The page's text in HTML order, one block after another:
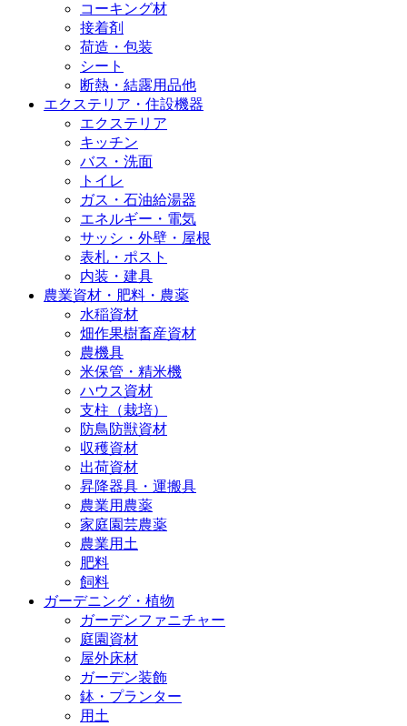
コーキング材
接着剤
荷造・包装
シート
断熱・結露用品他
エクステリア・住設機器
エクステリア
キッチン
バス・洗面
トイレ
ガス・石油給湯器
エネルギー・電気
サッシ・外壁・屋根
表札・ポスト
内装・建具
農業資材・肥料・農薬
水稲資材
畑作果樹畜産資材
農機具
米保管・精米機
ハウス資材
支柱（栽培）
防鳥防獣資材
収穫資材
出荷資材
昇降器具・運搬具
農業用農薬
家庭園芸農薬
農業用土
肥料
飼料
ガーデニング・植物
ガーデンファニチャー
庭園資材
屋外床材
ガーデン装飾
鉢・プランター
用土